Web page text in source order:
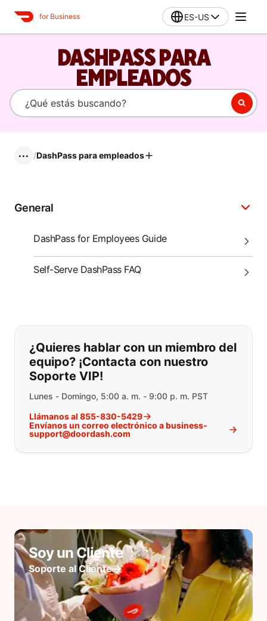
for Business ES-US
DASHPASS PARA
EMPLEADOS
••• /DashPass para empleados
General
DashPass for Employees Guide
Self-Serve DashPass FAQ
Si no puede encontrar lo que está
¿Quieres hablar con un miembro del
equipo? ¡Contacta con nuestro
Soporte VIP!
Lunes - Domingo, 5:00 a. m. - 9:00 p. m. PST
Llámanos al 855-830-5429
Envíanos un correo electrónico a business-
support@doordash.com
Soy un Cliente
Soporte al Cliente